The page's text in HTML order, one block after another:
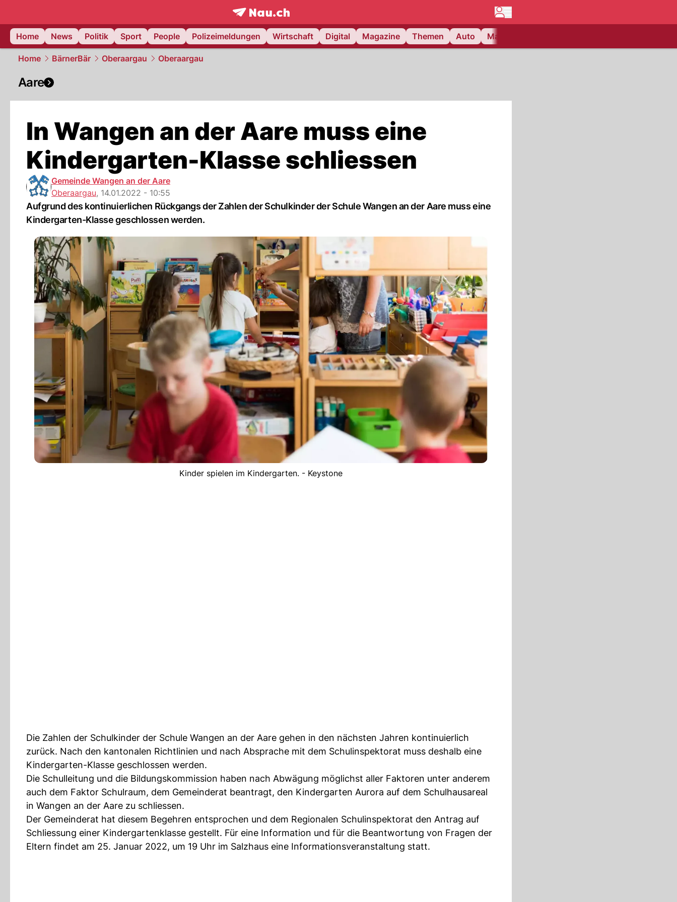
frontpage.NAU.ch
Home
News Politik Sport People Polizeimeldungen Wirtschaft Digital Magazine Themen Auto Matchcenter
Home BärnerBär Oberaargau Oberaargau
Aare
In Wangen an der Aare muss eine
Kindergarten-Klasse schliessen
Gemeinde Wangen an der Aare
Oberaargau, 14.01.2022 - 10:55
Aufgrund des kontinuierlichen Rückgangs der Zahlen der Schulkinder der Schule Wangen an der Aare muss eine
Kindergarten-Klasse geschlossen werden.
Kinder spielen im Kindergarten. - Keystone
Die Zahlen der Schulkinder der Schule Wangen an der Aare gehen in den nächsten Jahren kontinuierlich
zurück. Nach den kantonalen Richtlinien und nach Absprache mit dem Schulinspektorat muss deshalb eine
Kindergarten-Klasse geschlossen werden.
Die Schulleitung und die Bildungskommission haben nach Abwägung möglichst aller Faktoren unter anderem
auch dem Faktor Schulraum, dem Gemeinderat beantragt, den Kindergarten Aurora auf dem Schulhausareal
in Wangen an der Aare zu schliessen.
Der Gemeinderat hat diesem Begehren entsprochen und dem Regionalen Schulinspektorat den Antrag auf
Schliessung einer Kindergartenklasse gestellt. Für eine Information und für die Beantwortung von Fragen der
Eltern findet am 25. Januar 2022, um 19 Uhr im Salzhaus eine Informationsveranstaltung statt.